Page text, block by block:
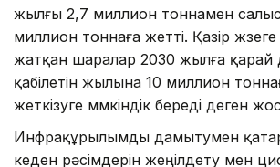
жылғы 2,7 миллион тоннамен
миллион тоннаға жетті. Қазір
жатқан шаралар 2030 жылға қарай
қабілетін жылына 10 миллион
жеткізуге мүмкіндік береді деген
Инфрақұрылымды дамытумен
кеден рәсімдерін жеңілдету мен